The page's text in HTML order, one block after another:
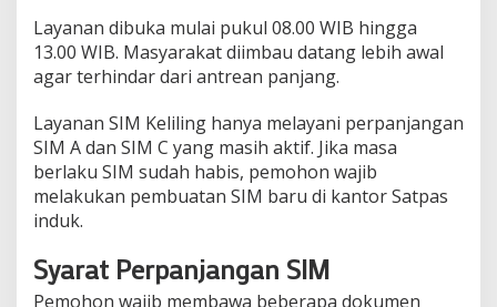
Layanan dibuka mulai pukul 08.00 WIB hingga
13.00 WIB. Masyarakat diimbau datang lebih awal
agar terhindar dari antrean panjang.
Layanan SIM Keliling hanya melayani perpanjangan
SIM A dan SIM C yang masih aktif. Jika masa
berlaku SIM sudah habis, pemohon wajib
melakukan pembuatan SIM baru di kantor Satpas
induk.
Syarat Perpanjangan SIM
Pemohon wajib membawa beberapa dokumen